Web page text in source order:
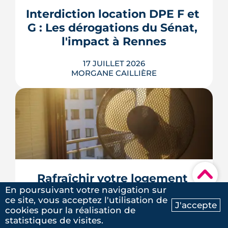
Ma recherche Contactez-nous
▾
bien sans payer pour rien.
LIRE L'ARTICLE
Interdiction location DPE F et
G : Les dérogations du Sénat,
l'impact à Rennes
17 JUILLET 2026
MORGANE CAILLIÈRE
Le 8 juillet 2026, le Sénat a voté cinq
dérogations à l'interdiction de location
des logements classés F et G, dont la
possibilité de louer en signant un
doit encore être adopté par l'Assemblée
nationale, qui l'examinera à la rentrée. À
Rennes Mét...
LIRE L'ARTICLE
Rafraîchir votre logement
sans clim : nos 6 meilleures
astuces
En poursuivant votre navigation sur
ce site, vous acceptez l'utilisation de
cookies pour la réalisation de
statistiques de visites.
J'accepte